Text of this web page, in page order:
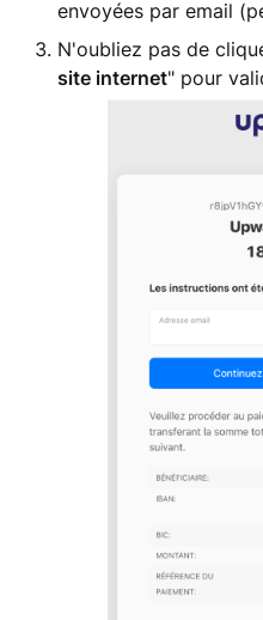
envoyées par email
N'oubliez pas de
site internet" pour